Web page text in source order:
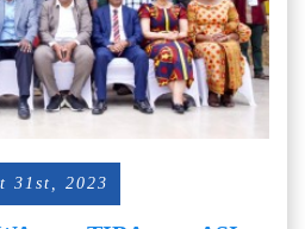
31st, 2023